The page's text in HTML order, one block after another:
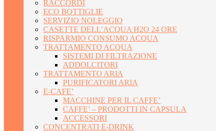
RACCORDI
ECO BOTTIGLIE
SERVIZIO NOLEGGIO
CASETTE DELL’ACQUA H2O 24 ORE
RISPARMIO CONSUMO ACQUA
TRATTAMENTO ACQUA
SISTEMI DI FILTRAZIONE
ADDOLCITORI
TRATTAMENTO ARIA
PURIFICATORI ARIA
E-CAFE’
MACCHINE PER IL CAFFE’
CAFFE’ – PRODOTTI IN CAPSULA
ACCESSORI
CONCENTRATI E-DRINK